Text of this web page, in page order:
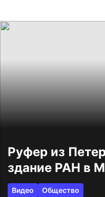
Руфер из
здание РАН в
Видео
Общество